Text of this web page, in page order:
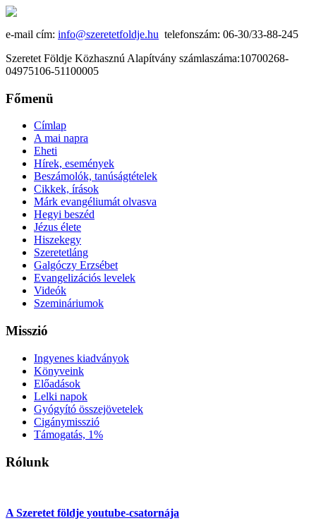
e-mail cím: info@szeretetfoldje.hu telefonszám: 06-30/33-88-245
Szeretet Földje Közhasznú Alapítvány számlaszáma:10700268-
04975106-51100005
Főmenü
Címlap
A mai napra
Eheti
Hírek, események
Beszámolók, tanúságtételek
Cikkek, írások
Márk evangéliumát olvasva
Hegyi beszéd
Jézus élete
Hiszekegy
Szeretetláng
Galgóczy Erzsébet
Evangelizációs levelek
Videók
Szemináriumok
Misszió
Ingyenes kiadványok
Könyveink
Előadások
Lelki napok
Gyógyító összejövetelek
Cigánymisszió
Támogatás, 1%
Rólunk
A Szeretet földje youtube-csatornája